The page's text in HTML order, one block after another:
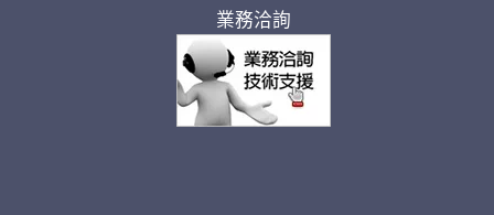
業務洽詢